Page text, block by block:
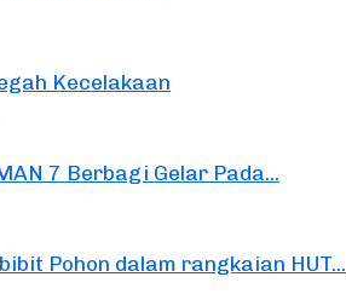
Kecelakaan
7 Berbagi Gelar Pada...
Pohon dalam rangkaian HUT...